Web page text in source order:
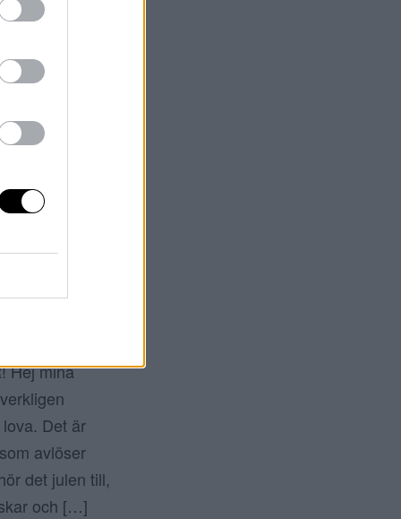
NYANS
morgon
sedan
jul och nyår.
STYLAR
Hej mina
Det är
avlöser
det julen till,
och […]